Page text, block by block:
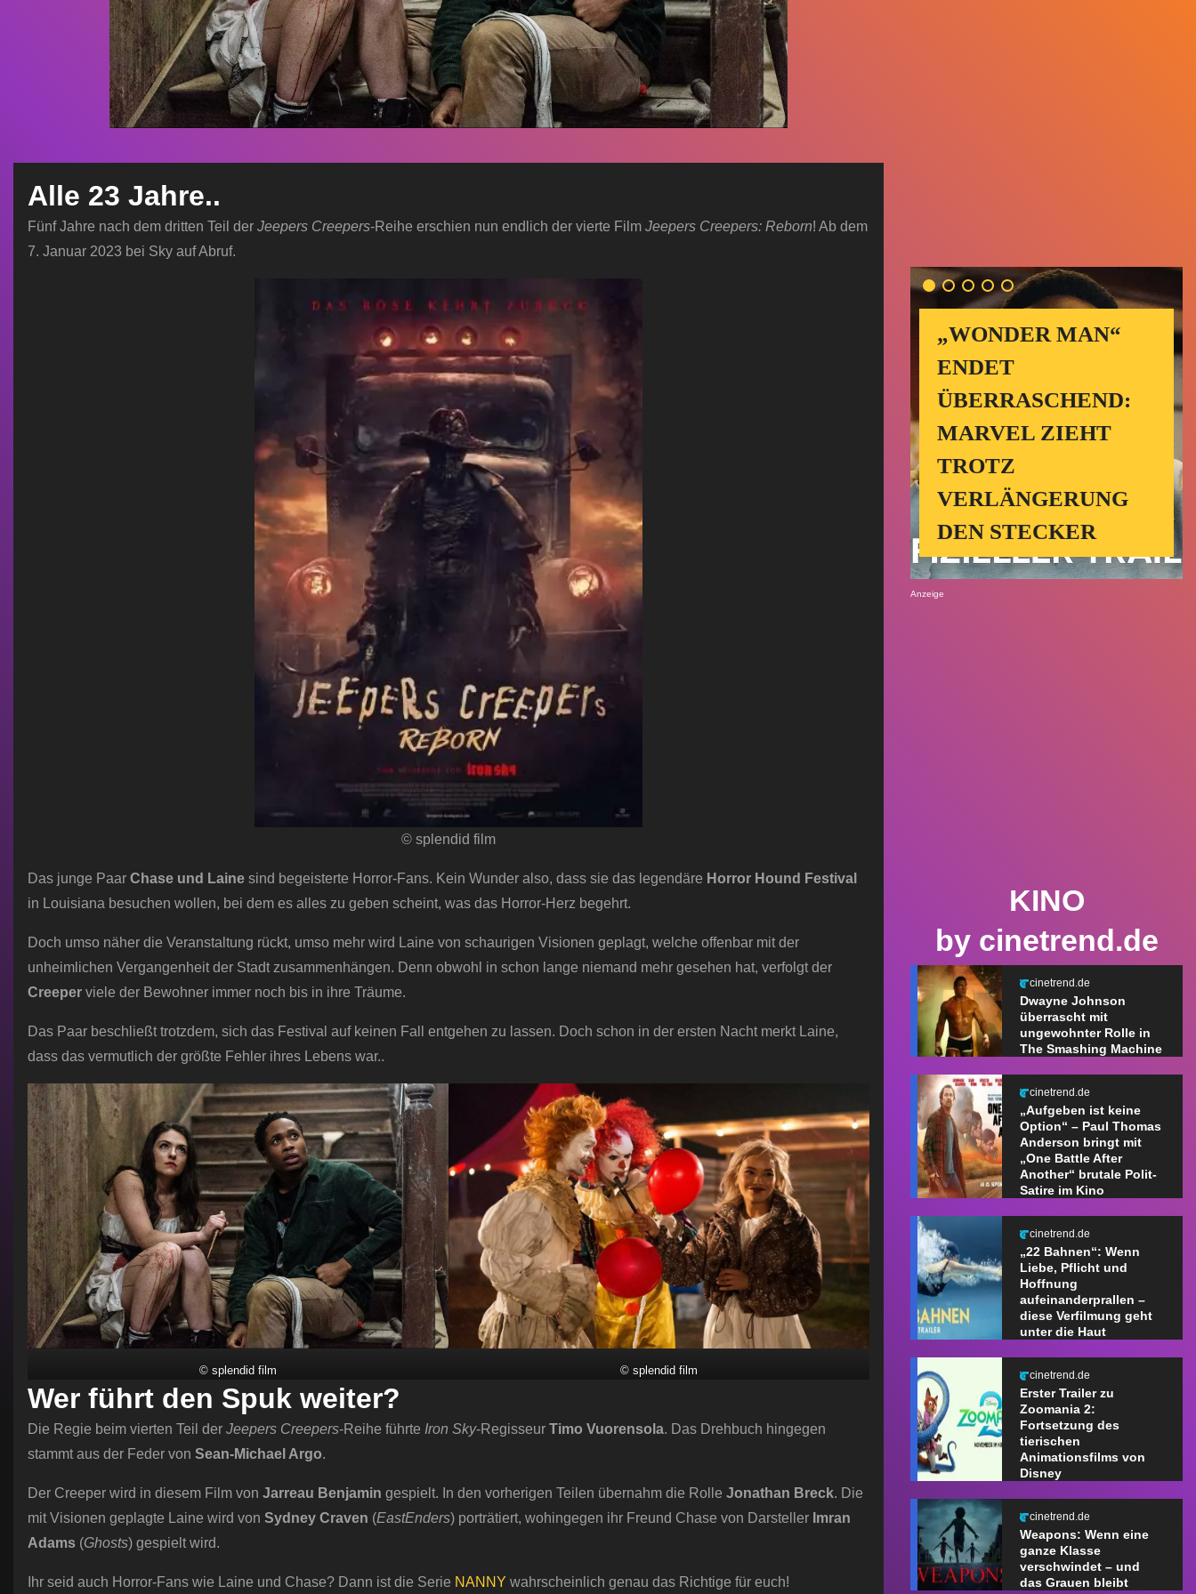
Alle 23 Jahre..
Fünf Jahre nach dem dritten Teil der Jeepers Creepers-Reihe erschien nun endlich der vierte Film Jeepers Creepers: Reborn! Ab dem
7. Januar 2023 bei Sky auf Abruf.
© splendid film
Das junge Paar Chase und Laine sind begeisterte Horror-Fans. Kein Wunder also, dass sie das legendäre Horror Hound Festival
in Louisiana besuchen wollen, bei dem es alles zu geben scheint, was das Horror-Herz begehrt.
Doch umso näher die Veranstaltung rückt, umso mehr wird Laine von schaurigen Visionen geplagt, welche offenbar mit der
unheimlichen Vergangenheit der Stadt zusammenhängen. Denn obwohl in schon lange niemand mehr gesehen hat, verfolgt der
Creeper viele der Bewohner immer noch bis in ihre Träume.
Das Paar beschließt trotzdem, sich das Festival auf keinen Fall entgehen zu lassen. Doch schon in der ersten Nacht merkt Laine,
dass das vermutlich der größte Fehler ihres Lebens war..
© splendid film © splendid film
Wer führt den Spuk weiter?
Die Regie beim vierten Teil der Jeepers Creepers-Reihe führte Iron Sky-Regisseur Timo Vuorensola. Das Drehbuch hingegen
stammt aus der Feder von Sean-Michael Argo.
Der Creeper wird in diesem Film von Jarreau Benjamin gespielt. In den vorherigen Teilen übernahm die Rolle Jonathan Breck. Die
mit Visionen geplagte Laine wird von Sydney Craven (EastEnders) porträtiert, wohingegen ihr Freund Chase von Darsteller Imran
Adams (Ghosts) gespielt wird.
Ihr seid auch Horror-Fans wie Laine und Chase? Dann ist die Serie NANNY wahrscheinlich genau das Richtige für euch!
„WONDER MAN“
ENDET
ÜBERRASCHEND:
MARVEL ZIEHT
TROTZ
VERLÄNGERUNG
DEN STECKER
Anzeige
KINO
by cinetrend.de
cinetrend.de
Dwayne Johnson
überrascht mit
ungewohnter Rolle in
The Smashing Machine
cinetrend.de
„Aufgeben ist keine
Option“ – Paul Thomas
Anderson bringt mit
„One Battle After
Another“ brutale Polit-
Satire im Kino
cinetrend.de
„22 Bahnen“: Wenn
Liebe, Pflicht und
Hoffnung
aufeinanderprallen –
diese Verfilmung geht
unter die Haut
cinetrend.de
Erster Trailer zu
Zoomania 2:
Fortsetzung des
tierischen
Animationsfilms von
Disney
cinetrend.de
Weapons: Wenn eine
ganze Klasse
verschwindet – und
das Grauen bleibt